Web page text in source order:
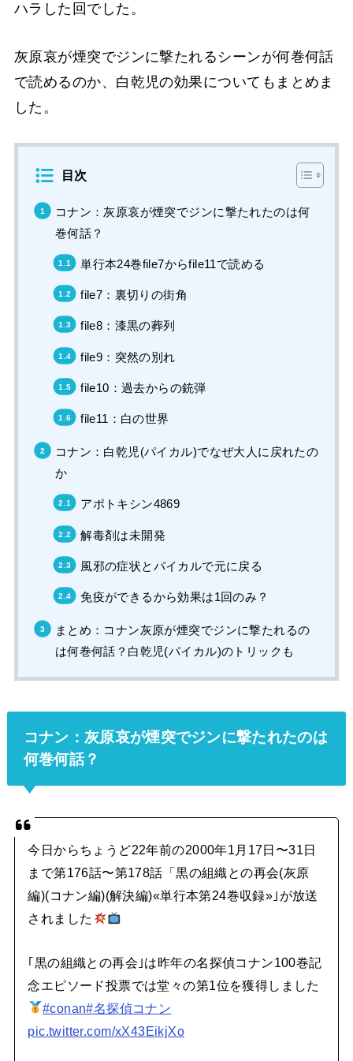
ハラした回でした。
灰原哀が煙突でジンに撃たれるシーンが何巻何話
で読めるのか、白乾児の効果についてもまとめま
した。
目次
コナン：灰原哀が煙突でジンに撃たれたのは何
巻何話？
単行本24巻file7からfile11で読める
file7：裏切りの街角
file8：漆黒の葬列
file9：突然の別れ
file10：過去からの銃弾
file11：白の世界
コナン：白乾児(パイカル)でなぜ大人に戻れたの
か
アポトキシン4869
解毒剤は未開発
風邪の症状とパイカルで元に戻る
免疫ができるから効果は1回のみ？
まとめ：コナン灰原が煙突でジンに撃たれるの
は何巻何話？白乾児(パイカル)のトリックも
コナン：灰原哀が煙突でジンに撃たれたのは
何巻何話？
今日からちょうど22年前の2000年1月17日〜31日
まで第176話〜第178話「黒の組織との再会(灰原
編)(コナン編)(解決編)«単行本第24巻収録»｣が放送
されました
｢黒の組織との再会｣は昨年の名探偵コナン100巻記
念エピソード投票では堂々の第1位を獲得しました
#conan#名探偵コナン
pic.twitter.com/xX43EikjXo